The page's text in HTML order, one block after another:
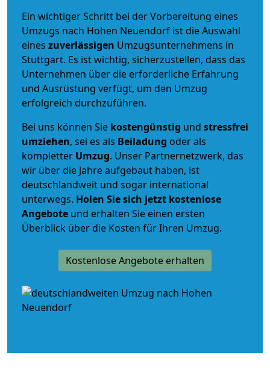
Ein wichtiger Schritt bei der Vorbereitung eines
Umzugs nach Hohen Neuendorf ist die Auswahl
eines zuverlässigen Umzugsunternehmens in
Stuttgart. Es ist wichtig, sicherzustellen, dass das
Unternehmen über die erforderliche Erfahrung
und Ausrüstung verfügt, um den Umzug
erfolgreich durchzuführen.
Bei uns können Sie kostengünstig und stressfrei
umziehen, sei es als Beiladung oder als
kompletter Umzug. Unser Partnernetzwerk, das
wir über die Jahre aufgebaut haben, ist
deutschlandweit und sogar international
unterwegs. Holen Sie sich jetzt kostenlose
Angebote und erhalten Sie einen ersten
Überblick über die Kosten für Ihren Umzug.
Kostenlose Angebote erhalten